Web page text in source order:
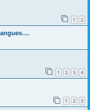
1 2
1 2 3 4
1 2 3